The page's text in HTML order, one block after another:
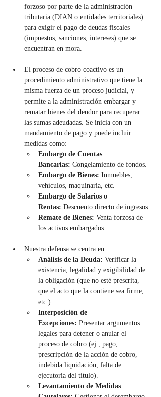
forzoso por parte de la administración
tributaria (DIAN o entidades territoriales)
para exigir el pago de deudas fiscales
(impuestos, sanciones, intereses) que se
encuentran en mora.
El proceso de cobro coactivo es un
procedimiento administrativo que tiene la
misma fuerza de un proceso judicial, y
permite a la administración embargar y
rematar bienes del deudor para recuperar
las sumas adeudadas. Se inicia con un
mandamiento de pago y puede incluir
medidas como:
Embargo de Cuentas
Bancarias: Congelamiento de fondos.
Embargo de Bienes: Inmuebles,
vehículos, maquinaria, etc.
Embargo de Salarios o
Rentas: Descuento directo de ingresos.
Remate de Bienes: Venta forzosa de
los activos embargados.
Nuestra defensa se centra en:
Análisis de la Deuda: Verificar la
existencia, legalidad y exigibilidad de
la obligación (que no esté prescrita,
que el acto que la contiene sea firme,
etc.).
Interposición de
Excepciones: Presentar argumentos
legales para detener o anular el
proceso de cobro (ej., pago,
prescripción de la acción de cobro,
indebida liquidación, falta de
ejecutoria del título).
Levantamiento de Medidas